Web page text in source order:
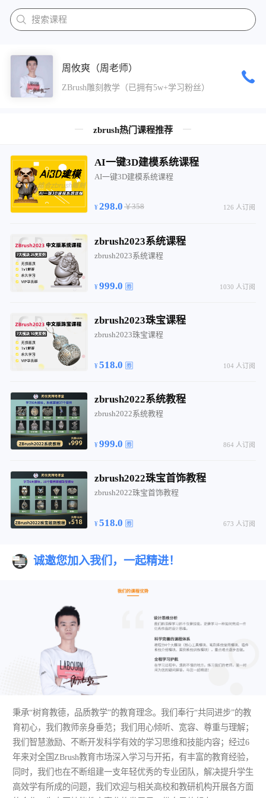
搜索课程
周攸爽（周老师）
ZBrush雕刻教学（已拥有5w+学习粉丝）
zbrush热门课程推荐
AI一键3D建模系统课程
AI一键3D建模系统课程
298.0 ￥358 126 人订阅
zbrush2023系统课程
zbrush2023系统课程
999.0 1030 人订阅
zbrush2023珠宝课程
zbrush2023珠宝课程
518.0 104 人订阅
zbrush2022系统教程
zbrush2022系统教程
999.0 864 人订阅
zbrush2022珠宝首饰教程
zbrush2022珠宝首饰教程
518.0 673 人订阅
诚邀您加入我们，一起精进！
秉承“树育教德，品质教学”的教育理念。我们奉行“共同进步”的教
育初心，我们教师亲身垂范；我们用心倾听、宽容、尊重与理解；
我们智慧激励、不断开发科学有效的学习思维和技能内容；经过6
年来对全国ZBrush教育市场深入学习与开拓，有丰富的教育经验，
同时，我们也在不断组建一支年轻优秀的专业团队，解决提升学生
高效学有所成的问题，我们欢迎与相关高校和教研机构开展各方面